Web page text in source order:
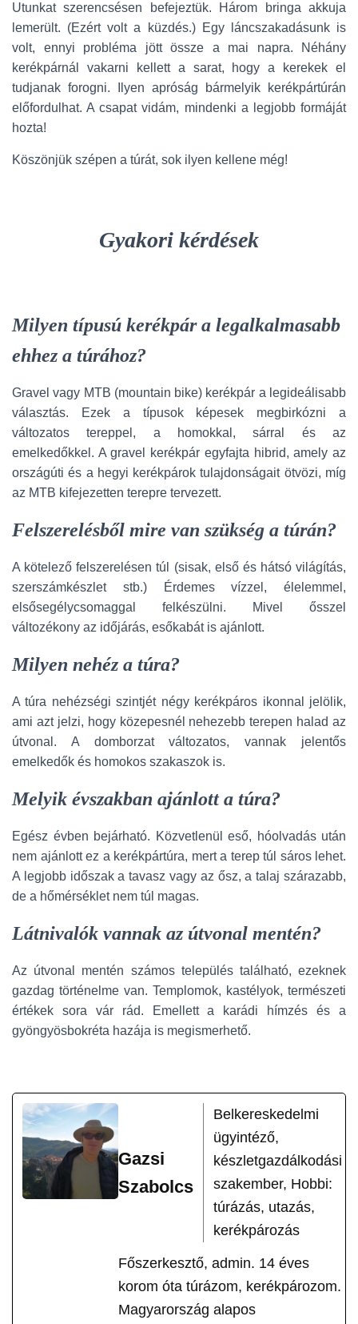
Utunkat szerencsésen befejeztük. Három bringa akkuja
lemerült. (Ezért volt a küzdés.) Egy láncszakadásunk is
volt, ennyi probléma jött össze a mai napra. Néhány
kerékpárnál vakarni kellett a sarat, hogy a kerekek el
tudjanak forogni. Ilyen apróság bármelyik kerékpártúrán
előfordulhat. A csapat vidám, mindenki a legjobb formáját
hozta!
Köszönjük szépen a túrát, sok ilyen kellene még!
Gyakori kérdések
Milyen típusú kerékpár a legalkalmasabb
ehhez a túrához?
Gravel vagy MTB (mountain bike) kerékpár a legideálisabb
választás. Ezek a típusok képesek megbirkózni a
változatos tereppel, a homokkal, sárral és az
emelkedőkkel. A gravel kerékpár egyfajta hibrid, amely az
országúti és a hegyi kerékpárok tulajdonságait ötvözi, míg
az MTB kifejezetten terepre tervezett.
Felszerelésből mire van szükség a túrán?
A kötelező felszerelésen túl (sisak, első és hátsó világítás,
szerszámkészlet stb.) Érdemes vízzel, élelemmel,
elsősegélycsomaggal felkészülni. Mivel ősszel
változékony az időjárás, esőkabát is ajánlott.
Milyen nehéz a túra?
A túra nehézségi szintjét négy kerékpáros ikonnal jelölik,
ami azt jelzi, hogy közepesnél nehezebb terepen halad az
útvonal. A domborzat változatos, vannak jelentős
emelkedők és homokos szakaszok is.
Melyik évszakban ajánlott a túra?
Egész évben bejárható. Közvetlenül eső, hóolvadás után
nem ajánlott ez a kerékpártúra, mert a terep túl sáros lehet.
A legjobb időszak a tavasz vagy az ősz, a talaj szárazabb,
de a hőmérséklet nem túl magas.
Látnivalók vannak az útvonal mentén?
Az útvonal mentén számos település található, ezeknek
gazdag történelme van. Templomok, kastélyok, természeti
értékek sora vár rád. Emellett a karádi hímzés és a
gyöngyösbokréta hazája is megismerhető.
Gazsi
Szabolcs
Belkereskedelmi
ügyintéző,
készletgazdálkodási
szakember, Hobbi:
túrázás, utazás,
kerékpározás
Főszerkesztő, admin. 14 éves
korom óta túrázom, kerékpározom.
Magyarország alapos